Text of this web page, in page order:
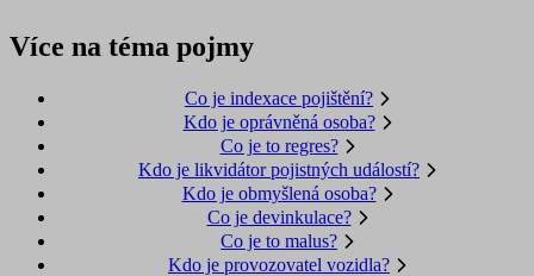
Více na téma pojmy
Co je indexace pojištění?
Kdo je oprávněná osoba?
Co je to regres?
Kdo je likvidátor pojistných událostí?
Kdo je obmyšlená osoba?
Co je devinkulace?
Co je to malus?
Kdo je provozovatel vozidla?